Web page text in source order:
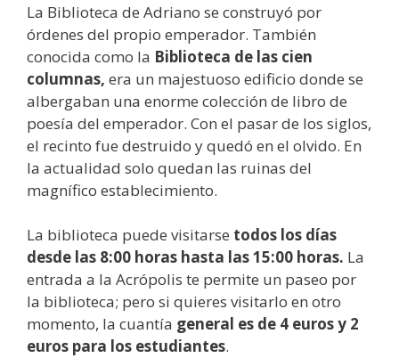
La Biblioteca de Adriano se construyó por
órdenes del propio emperador. También
conocida como la Biblioteca de las cien
columnas, era un majestuoso edificio donde se
albergaban una enorme colección de libro de
poesía del emperador. Con el pasar de los siglos,
el recinto fue destruido y quedó en el olvido. En
la actualidad solo quedan las ruinas del
magnífico establecimiento.
La biblioteca puede visitarse todos los días
desde las 8:00 horas hasta las 15:00 horas. La
entrada a la Acrópolis te permite un paseo por
la biblioteca; pero si quieres visitarlo en otro
momento, la cuantía general es de 4 euros y 2
euros para los estudiantes.